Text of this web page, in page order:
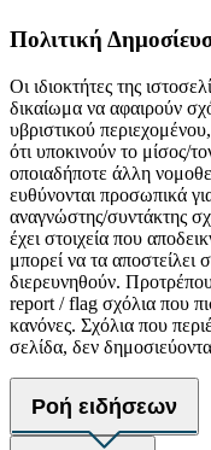
Πολιτική
Οι ιδιοκτήτες της
δικαίωμα να αφαιρούν
υβριστικού
ότι υποκινούν το μίσος/
οποιαδήποτε άλλη
ευθύνονται προσωπικά
αναγνώστης/συντάκτης
έχει στοιχεία που
μπορεί να τα αποστείλει
διερευνηθούν.
report / flag σχόλια που
κανόνες. Σχόλια που
σελίδα, δεν
Ροή ειδήσεων